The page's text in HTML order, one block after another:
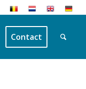
Contact